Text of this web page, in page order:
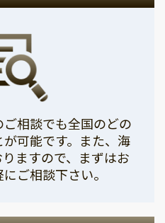
相談でも全国のどの
可能です。また、海
ますので、まずはお
ご相談下さい。